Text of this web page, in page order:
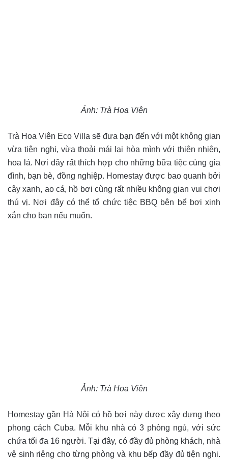
Ảnh: Trà Hoa Viên
Trà Hoa Viên Eco Villa sẽ đưa bạn đến với một không gian
vừa tiện nghi, vừa thoải mái lại hòa mình với thiên nhiên,
hoa lá. Nơi đây rất thích hợp cho những bữa tiệc cùng gia
đình, bạn bè, đồng nghiệp. Homestay được bao quanh bởi
cây xanh, ao cá, hồ bơi cùng rất nhiều không gian vui chơi
thú vị. Nơi đây có thể tổ chức tiệc BBQ bên bể bơi xinh
xắn cho bạn nếu muốn.
Ảnh: Trà Hoa Viên
Homestay gần Hà Nội có hồ bơi này được xây dựng theo
phong cách Cuba. Mỗi khu nhà có 3 phòng ngủ, với sức
chứa tối đa 16 người. Tại đây, có đầy đủ phòng khách, nhà
vệ sinh riêng cho từng phòng và khu bếp đầy đủ tiện nghi.